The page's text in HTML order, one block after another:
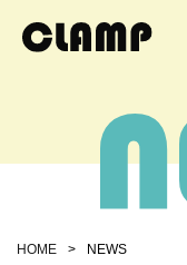
HOME > NEWS